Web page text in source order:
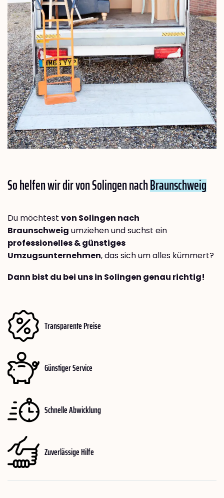
So helfen wir dir von Solingen nachBraunschweig
Du möchtest von Solingen nach
Braunschweig umziehen und suchst ein
professionelles & günstiges
Umzugsunternehmen, das sich um alles kümmert?
Dann bist du bei uns in Solingen genau richtig!
Transparente Preise
Günstiger Service
Schnelle Abwicklung
Zuverlässige Hilfe